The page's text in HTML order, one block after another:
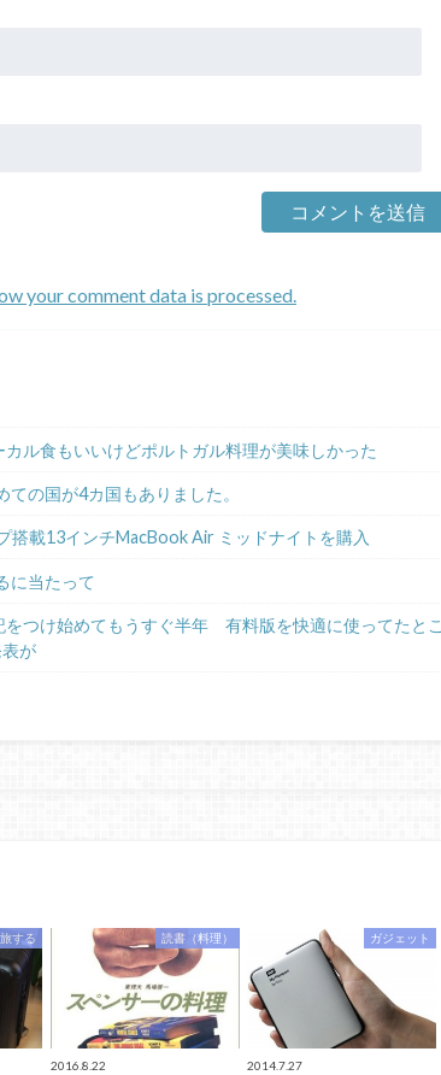
your comment data is processed.
カル食もいいけどポルトガル料理が美味しかった
ての国が4カ国もありました。
搭載13インチMacBook Air ミッドナイトを購入
に当たって
をつけ始めてもうすぐ半年 有料版を快適に使ってたとこ
が
する 読書（料理）
2016.8.22
ガジェット
2014.7.27